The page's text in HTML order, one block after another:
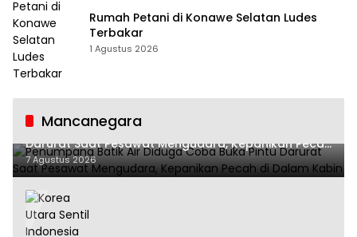
Rumah Petani di Konawe Selatan Ludes
Terbakar
1 Agustus 2026
Mancanegara
Penumpang Batik Air Diduga Coba Buka Pintu
Darurat Saat Pesawat Mengudara, Kepanikan Pecah
di Dalam Kabin
7 Agustus 2026